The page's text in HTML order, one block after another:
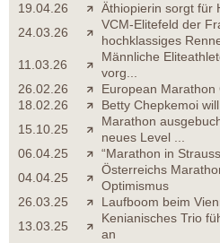
19.04.26
Äthiopierin sorgt für
24.03.26
VCM-Elitefeld der
hochklassiges
11.03.26
Männliche
vorg...
26.02.26
European Marathon
18.02.26
Betty Chepkemoi
15.10.25
Marathon
neues Level ...
06.04.25
“Marathon in
04.04.25
Österreichs
Optimismus
26.03.25
Laufboom beim
13.03.25
Kenianisches Trio
an